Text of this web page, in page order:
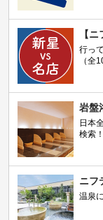
【
行っ
（全
岩盤
日本
検索！
ニフ
温泉